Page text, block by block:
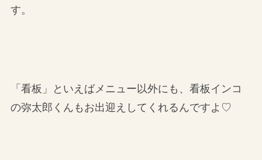
す。
「看板」といえばメニュー以外にも、看板インコ
の弥太郎くんもお出迎えしてくれるんですよ♡